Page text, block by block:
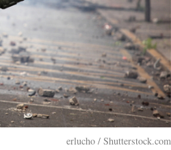
erlucho / Shutterstock.com